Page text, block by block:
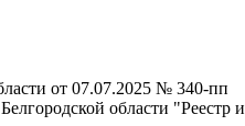
от 07.07.2025 № 340-пп
области